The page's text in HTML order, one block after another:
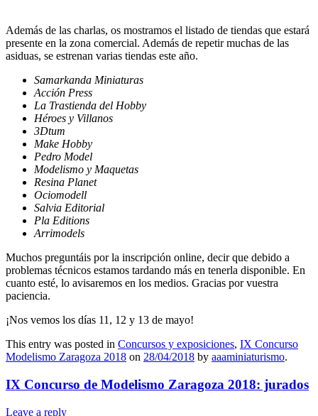
Además de las charlas, os mostramos el listado de tiendas que estará
presente en la zona comercial. Además de repetir muchas de las
asiduas, se estrenan varias tiendas este año.
Samarkanda Miniaturas
Acción Press
La Trastienda del Hobby
Héroes y Villanos
3Dtum
Make Hobby
Pedro Model
Modelismo y Maquetas
Resina Planet
Ociomodell
Salvia Editorial
Pla Editions
Arrimodels
Muchos preguntáis por la inscripción online, decir que debido a
problemas técnicos estamos tardando más en tenerla disponible. En
cuanto esté, lo avisaremos en los medios. Gracias por vuestra
paciencia.
¡Nos vemos los días 11, 12 y 13 de mayo!
This entry was posted in Concursos y exposiciones, IX Concurso
Modelismo Zaragoza 2018 on 28/04/2018 by aaaminiaturismo.
IX Concurso de Modelismo Zaragoza 2018: jurados
Leave a reply